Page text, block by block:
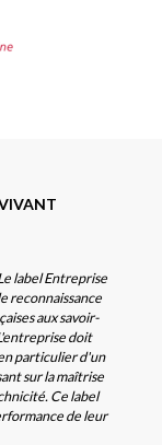
label Entreprise
reconnaissance
aux savoir-
doit
particulier d'un
sur la maîtrise
Ce label
de leur